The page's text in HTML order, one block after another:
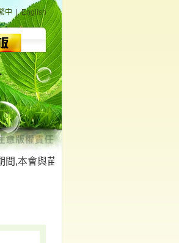
中 |English
與苗栗縣政府/衛生局及大湖鄉公所/